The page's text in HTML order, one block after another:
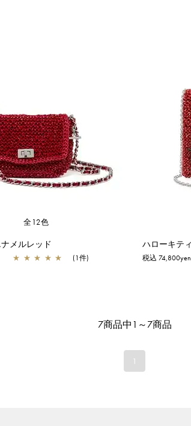
全12色
メルレッド
★ ★ ★ ★ ★ (1件) 税込 74,800yen
7商品中1～7商品
1